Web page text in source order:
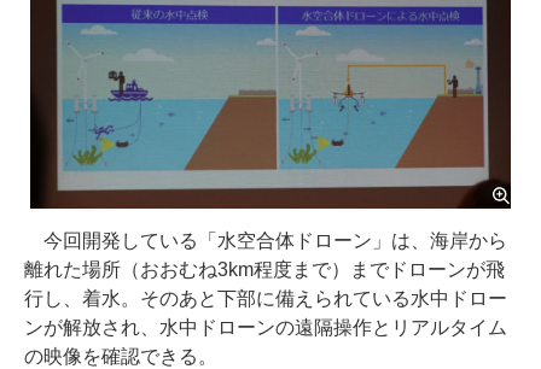
今回開発している「水空合体ドローン」は、海岸から
離れた場所（おおむね3km程度まで）までドローンが飛
行し、着水。そのあと下部に備えられている水中ドロー
ンが解放され、水中ドローンの遠隔操作とリアルタイム
の映像を確認できる。